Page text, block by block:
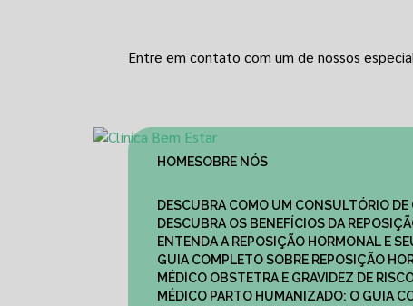
Entre em contato com um de nossos
HOME
SOBRE NÓS
DESCUBRA COMO UM CONSULTÓRIO
DESCUBRA OS BENEFÍCIOS DA
ENTENDA A REPOSIÇÃO HORMONAL E
GUIA COMPLETO SOBRE REPOSIÇÃO
MÉDICO OBSTETRA E GRAVIDEZ DE
MÉDICO PARTO HUMANIZADO: O GUIA